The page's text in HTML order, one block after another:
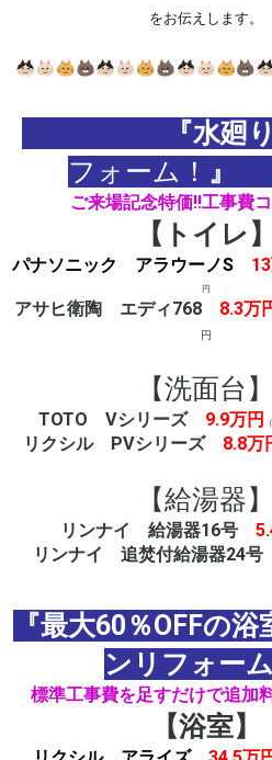
をお伝えします。
『水廻り
フォーム！
ご来場記念特価!!工事費
【トイレ】
パナソニック アラウーノS 13
円
アサヒ衛陶 エディ768 8.3万
円
【洗面台】
TOTO Vシリーズ 9.9万円
リクシル PVシリーズ 8.8万
【給湯器】
リンナイ 給湯器16号
リンナイ 追焚付給湯器24号
『最大60％OFFの
ンリフォーム
標準工事費を足すだけで追加
【浴室】